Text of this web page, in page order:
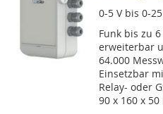
0-5 V bis 0-
Funk bis zu
erweiterbar
64.000
Einsetzbar
Relay- oder
90 x 160 x 50